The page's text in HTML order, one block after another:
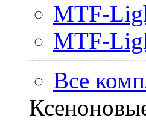
MTF-
MTF-
Все